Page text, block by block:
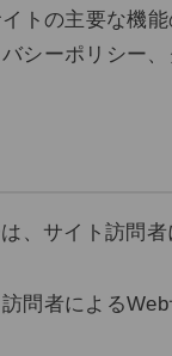
トの主要な機
シーポリシー
、サイト訪問
問者による